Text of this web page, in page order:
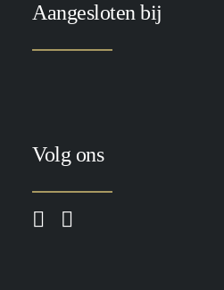
Aangesloten bij
Volg ons